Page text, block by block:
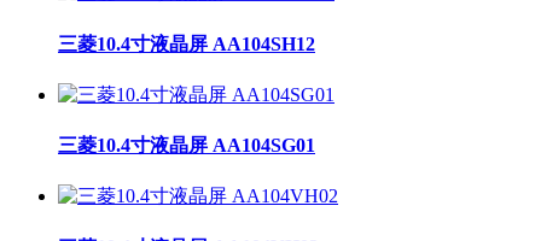
三菱10.4寸液晶屏 AA104SH12
三菱10.4寸液晶屏 AA104SG01